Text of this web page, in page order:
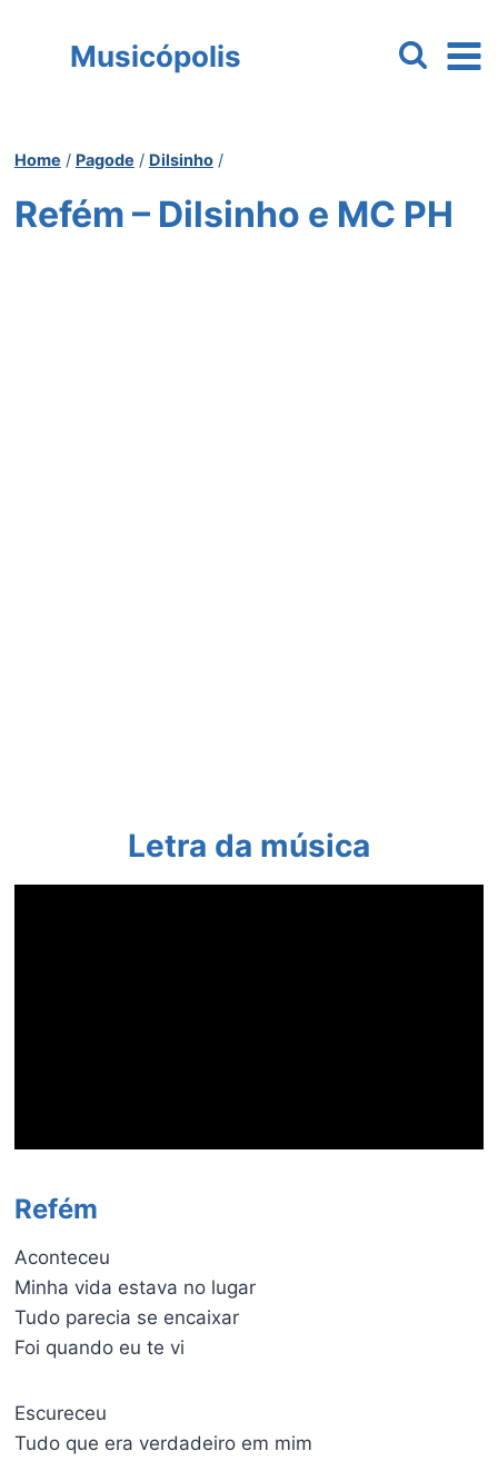
Musicópolis
Home / Pagode / Dilsinho /
Refém – Dilsinho e MC PH
Letra da música
Refém
Aconteceu
Minha vida estava no lugar
Tudo parecia se encaixar
Foi quando eu te vi
Escureceu
Tudo que era verdadeiro em mim